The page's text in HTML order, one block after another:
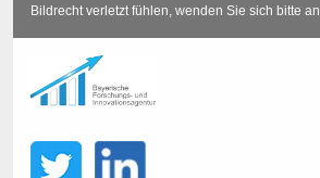
Bildrecht verletzt fühlen, wenden Sie sich bitte an